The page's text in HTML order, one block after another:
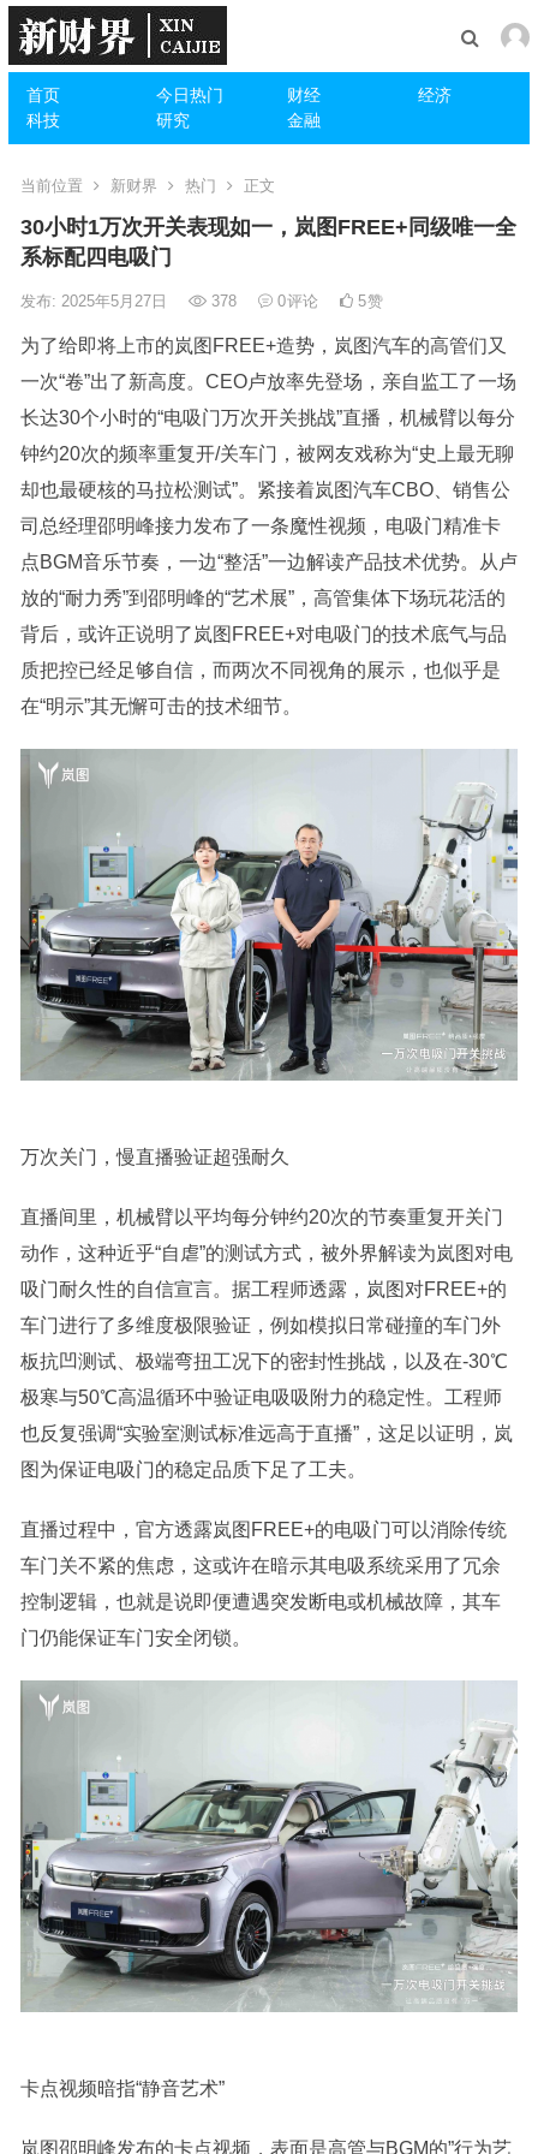
首页 今日热门 财经
经济
科技
研究 金融
当前位置 新财界 热门 正文
30小时1万次开关表现如一，岚图FREE+同级唯一全
系标配四电吸门
发布: 2025年5月27日 378 0评论 5赞
为了给即将上市的岚图FREE+造势，岚图汽车的高管们又
一次“卷”出了新高度。CEO卢放率先登场，亲自监工了一场
长达30个小时的“电吸门万次开关挑战”直播，机械臂以每分
钟约20次的频率重复开/关车门，被网友戏称为“史上最无聊
却也最硬核的马拉松测试”。紧接着岚图汽车CBO、销售公
司总经理邵明峰接力发布了一条魔性视频，电吸门精准卡
点BGM音乐节奏，一边“整活”一边解读产品技术优势。从卢
放的“耐力秀”到邵明峰的“艺术展”，高管集体下场玩花活的
背后，或许正说明了岚图FREE+对电吸门的技术底气与品
质把控已经足够自信，而两次不同视角的展示，也似乎是
在“明示”其无懈可击的技术细节。
万次关门，慢直播验证超强耐久
直播间里，机械臂以平均每分钟约20次的节奏重复开关门
动作，这种近乎“自虐”的测试方式，被外界解读为岚图对电
吸门耐久性的自信宣言。据工程师透露，岚图对FREE+的
车门进行了多维度极限验证，例如模拟日常碰撞的车门外
板抗凹测试、极端弯扭工况下的密封性挑战，以及在-30℃
极寒与50℃高温循环中验证电吸吸附力的稳定性。工程师
也反复强调“实验室测试标准远高于直播”，这足以证明，岚
图为保证电吸门的稳定品质下足了工夫。
直播过程中，官方透露岚图FREE+的电吸门可以消除传统
车门关不紧的焦虑，这或许在暗示其电吸系统采用了冗余
控制逻辑，也就是说即便遭遇突发断电或机械故障，其车
门仍能保证车门安全闭锁。
卡点视频暗指“静音艺术”
岚图邵明峰发布的卡点视频，表面是高管与BGM的”行为艺